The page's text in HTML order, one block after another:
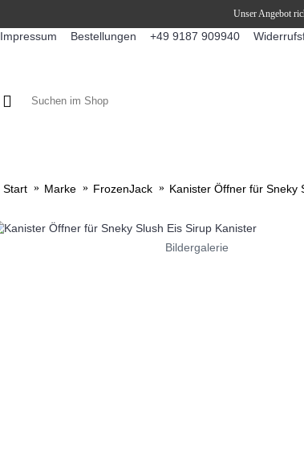
Unser Angebot
Impressum Bestellungen +49 9187 909940
Start Marke FrozenJack Kanister Öffner für Sneky
Bildergalerie